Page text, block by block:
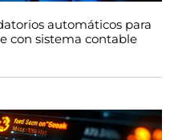
automáticos para
con sistema contable